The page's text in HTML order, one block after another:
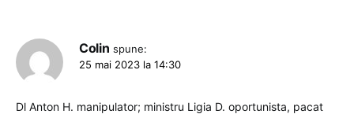
Colin spune:
25 mai 2023 la 14:30
Dl Anton H. manipulator; ministru Ligia D. oportunista, pacat